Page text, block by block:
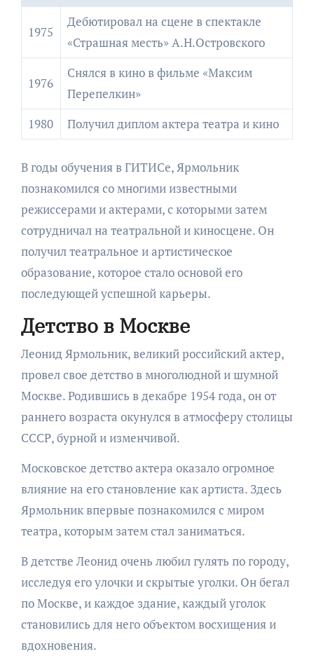
1975
Дебютировал на сцене в спектакле
«Страшная месть» А.Н.Островского
1976
Снялся в кино в фильме «Максим
Перепелкин»
1980
Получил диплом актера театра и кино
В годы обучения в ГИТИСе, Ярмольник
познакомился со многими известными
режиссерами и актерами, с которыми затем
сотрудничал на театральной и киносцене. Он
получил театральное и артистическое
образование, которое стало основой его
последующей успешной карьеры.
Детство в Москве
Леонид Ярмольник, великий российский актер,
провел свое детство в многолюдной и шумной
Москве. Родившись в декабре 1954 года, он от
раннего возраста окунулся в атмосферу столицы
СССР, бурной и изменчивой.
Московское детство актера оказало огромное
влияние на его становление как артиста. Здесь
Ярмольник впервые познакомился с миром
театра, которым затем стал заниматься.
В детстве Леонид очень любил гулять по городу,
исследуя его улочки и скрытые уголки. Он бегал
по Москве, и каждое здание, каждый уголок
становились для него объектом восхищения и
вдохновения.